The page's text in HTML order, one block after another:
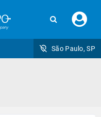
seu
São Paulo, SP